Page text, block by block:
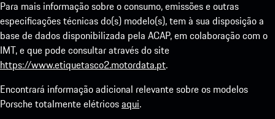
Para mais informação sobre o consumo, emissões e outras
especificações técnicas do(s) modelo(s), tem à sua disposição a
base de dados disponibilizada pela ACAP, em colaboração com o
IMT, e que pode consultar através do site
https://www.etiquetasco2.motordata.pt.
Encontrará informação adicional relevante sobre os modelos
Porsche totalmente elétricosaqui.